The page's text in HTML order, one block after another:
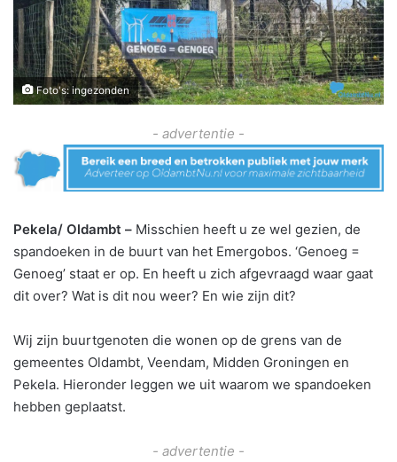
Foto's: ingezonden
- advertentie -
Pekela/ Oldambt – Misschien heeft u ze wel gezien, de
spandoeken in de buurt van het Emergobos. ‘Genoeg =
Genoeg’ staat er op. En heeft u zich afgevraagd waar gaat
dit over? Wat is dit nou weer? En wie zijn dit?
Wij zijn buurtgenoten die wonen op de grens van de
gemeentes Oldambt, Veendam, Midden Groningen en
Pekela. Hieronder leggen we uit waarom we spandoeken
hebben geplaatst.
- advertentie -